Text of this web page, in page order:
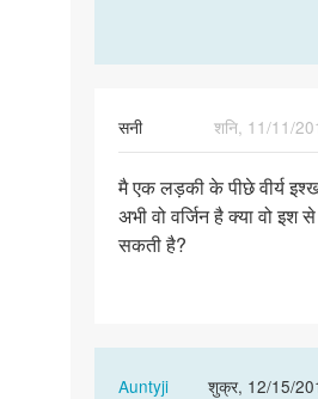
सनी
शनि, 11/11/
मै
एक
लड़की
मै एक लड़की के पीछे वीर्य
अभी वो वर्जिन है क्या वो इश
सकती है?
Auntyji
शुक्र, 12/15/
In